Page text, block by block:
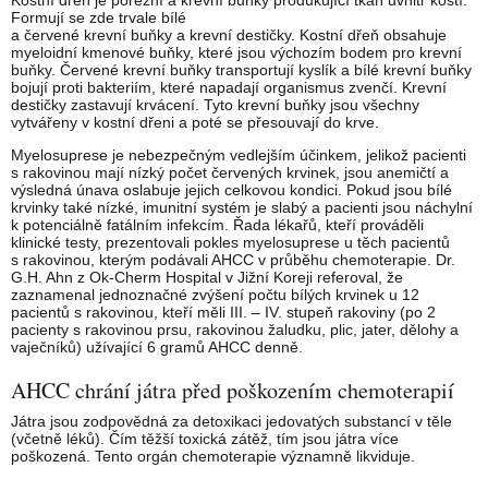
Formují se zde trvale bílé
a červené krevní buňky a krevní destičky. Kostní dřeň obsahuje
myeloidní kmenové buňky, které jsou výchozím bodem pro krevní
buňky. Červené krevní buňky transportují kyslík a bílé krevní buňky
bojují proti bakteriím, které napadají organismus zvenčí. Krevní
destičky zastavují krvácení. Tyto krevní buňky jsou všechny
vytvářeny v kostní dřeni a poté se přesouvají do krve.
Myelosuprese je nebezpečným vedlejším účinkem, jelikož pacienti
s rakovinou mají nízký počet červených krvinek, jsou anemičtí a
výsledná únava oslabuje jejich celkovou kondici. Pokud jsou bílé
krvinky také nízké, imunitní systém je slabý a pacienti jsou náchylní
k potenciálně fatálním infekcím. Řada lékařů, kteří prováděli
klinické testy, prezentovali pokles myelosuprese u těch pacientů
s rakovinou, kterým podávali AHCC v průběhu chemoterapie. Dr.
G.H. Ahn z Ok-Cherm Hospital v Jižní Koreji referoval, že
zaznamenal jednoznačné zvýšení počtu bílých krvinek u 12
pacientů s rakovinou, kteří měli III. – IV. stupeň rakoviny (po 2
pacienty s rakovinou prsu, rakovinou žaludku, plic, jater, dělohy a
vaječníků) užívající 6 gramů AHCC denně.
AHCC chrání játra před poškozením chemoterapií
Játra jsou zodpovědná za detoxikaci jedovatých substancí v těle
(včetně léků). Čím těžší toxická zátěž, tím jsou játra více
poškozená. Tento orgán chemoterapie významně likviduje.